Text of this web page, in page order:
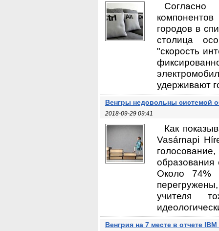
Согласно
городов в
столица
"скорость
удерживают
Венгры недовольны системой
2018-09-29 09:41
Как
Vasárnapi
Около 74%
учителя
Венгрия на 7 месте в отчете